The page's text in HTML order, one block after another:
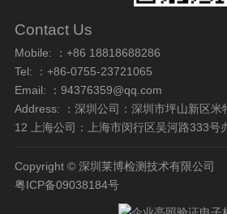
Copyright © 深圳莱博检测技术有限公司
粤ICP备09038184号
Contact Us
Mobile: ：+86 18818688286
Tel: ：+86-0755-23721065
Email: ：94376359@qq.com
Address: ：深圳公司：深圳市坪山新区米
12 上海公司：上海市闵行区吴河路333号